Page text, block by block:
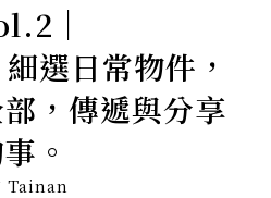
｜
選日常物件，
，傳遞與分享
。
Tainan